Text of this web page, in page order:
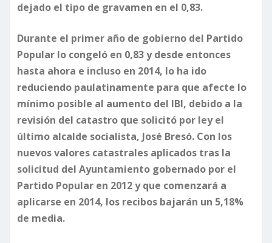
dejado el tipo de gravamen en el 0,83.
Durante el primer año de gobierno del Partido
Popular lo congeló en 0,83 y desde entonces
hasta ahora e incluso en 2014, lo ha ido
reduciendo paulatinamente para que afecte lo
mínimo posible al aumento del IBI, debido a la
revisión del catastro que solicitó por ley el
último alcalde socialista, José Bresó. Con los
nuevos valores catastrales aplicados tras la
solicitud del Ayuntamiento gobernado por el
Partido Popular en 2012 y que comenzará a
aplicarse en 2014, los recibos bajarán un 5,18%
de media.